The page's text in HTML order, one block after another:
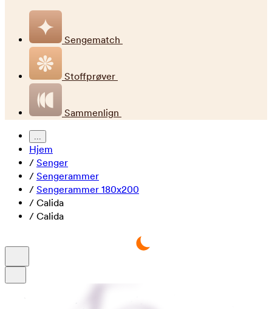
Sengematch
Stoffprøver
Sammenlign
...
Hjem
/ Senger
/ Sengerammer
/ Sengerammer 180x200
/ Calida
/ Calida